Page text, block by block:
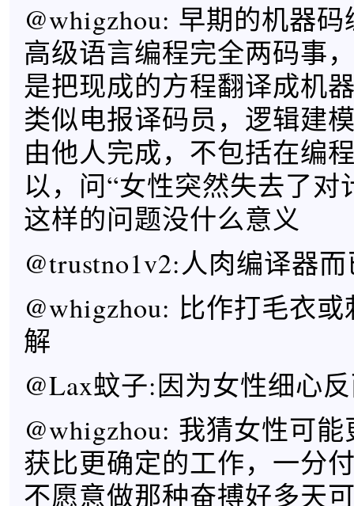
@whigzhou: 早期的机器
高级语言编程完全两码事
是把现成的方程翻译成机
类似电报译码员，逻辑建
由他人完成，不包括在编
以，问“女性突然失去了对
这样的问题没什么意义
@trustno1v2:人肉编译器
@whigzhou: 比作打毛衣
解
@Lax蚊子:因为女性细心
@whigzhou: 我猜女性可
获比更确定的工作，一分
不愿意做那种奋搏好多天